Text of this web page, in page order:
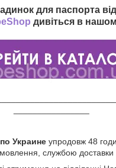
для паспорта
дивіться в
Украине упродовж 48
службою